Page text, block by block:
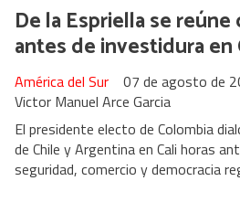
De la Espriella se
antes de investidura en
Victor Manuel Arce Garcia
América del Sur 07 de agosto de
El presidente electo de Colombia
de Chile y Argentina en Cali horas
seguridad, comercio y democracia